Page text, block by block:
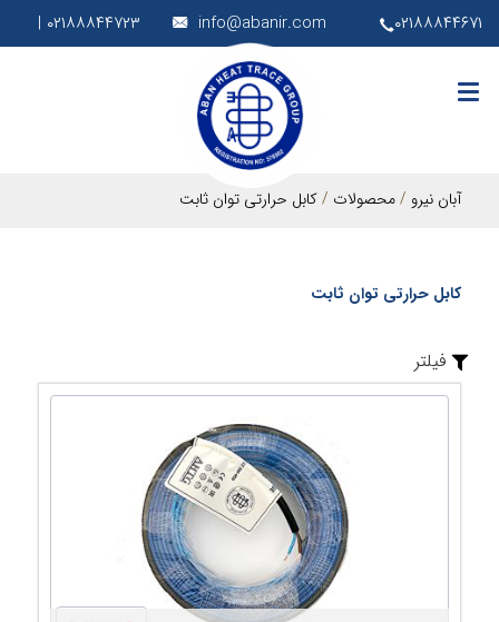
info@abanir.com ۰۲۱۸۸۸۴۴۷۲۳ | ۰۲۱۸۸۸۴۴۶۷۱
آبان نیرو /محصولات /کابل حرارتی توان ثابت
کابل حرارتی توان ثابت
فیلتر